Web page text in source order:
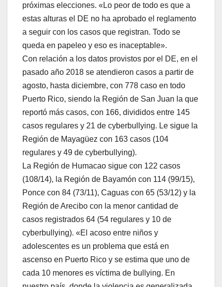
próximas elecciones. «Lo peor de todo es que a
estas alturas el DE no ha aprobado el reglamento
a seguir con los casos que registran. Todo se
queda en papeleo y eso es inaceptable».
Con relación a los datos provistos por el DE, en el
pasado año 2018 se atendieron casos a partir de
agosto, hasta diciembre, con 778 caso en todo
Puerto Rico, siendo la Región de San Juan la que
reportó más casos, con 166, divididos entre 145
casos regulares y 21 de cyberbullying. Le sigue la
Región de Mayagüez con 163 casos (104
regulares y 49 de cyberbullying).
La Región de Humacao sigue con 122 casos
(108/14), la Región de Bayamón con 114 (99/15),
Ponce con 84 (73/11), Caguas con 65 (53/12) y la
Región de Arecibo con la menor cantidad de
casos registrados 64 (54 regulares y 10 de
cyberbullying). «El acoso entre niños y
adolescentes es un problema que está en
ascenso en Puerto Rico y se estima que uno de
cada 10 menores es víctima de bullying. En